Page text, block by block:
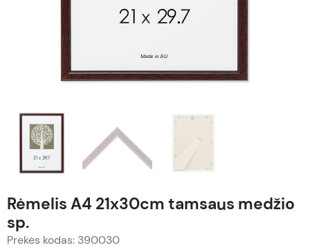
Rėmelis A4 21x30cm tamsaus medžio
sp.
Prekės kodas: 390030